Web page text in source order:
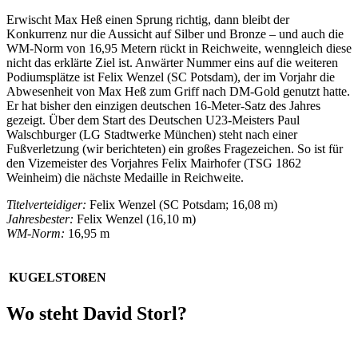
Erwischt Max Heß einen Sprung richtig, dann bleibt der
Konkurrenz nur die Aussicht auf Silber und Bronze – und auch die
WM-Norm von 16,95 Metern rückt in Reichweite, wenngleich diese
nicht das erklärte Ziel ist. Anwärter Nummer eins auf die weiteren
Podiumsplätze ist Felix Wenzel (SC Potsdam), der im Vorjahr die
Abwesenheit von Max Heß zum Griff nach DM-Gold genutzt hatte.
Er hat bisher den einzigen deutschen 16-Meter-Satz des Jahres
gezeigt. Über dem Start des Deutschen U23-Meisters Paul
Walschburger (LG Stadtwerke München) steht nach einer
Fußverletzung (wir berichteten) ein großes Fragezeichen. So ist für
den Vizemeister des Vorjahres Felix Mairhofer (TSG 1862
Weinheim) die nächste Medaille in Reichweite.
Titelverteidiger: Felix Wenzel (SC Potsdam; 16,08 m)
Jahresbester: Felix Wenzel (16,10 m)
WM-Norm: 16,95 m
KUGELSTOßEN
Wo steht David Storl?